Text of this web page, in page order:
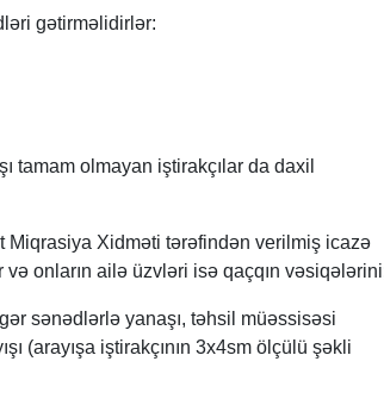
gətirməlidirlər:
tamam olmayan iştirakçılar da daxil
Miqrasiya Xidməti tərəfindən verilmiş icazə
onların ailə üzvləri isə qaçqın
sənədlərlə yanaşı, təhsil müəssisəsi
(arayışa iştirakçının 3x4sm ölçülü şəkli